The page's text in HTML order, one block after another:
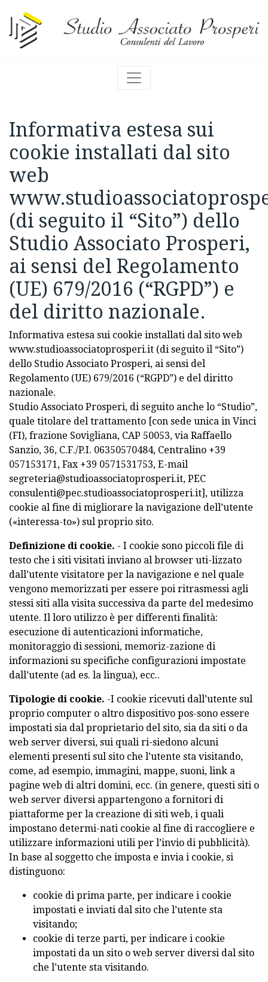
Informativa estesa sui
cookie installati dal sito
web
(di seguito il “Sito”) dello
Studio Associato Prosperi,
ai sensi del Regolamento
(UE) 679/2016 (“RGPD”) e
del diritto nazionale.
Informativa estesa sui cookie installati dal sito web
www.studioassociatoprosperi.it (di seguito il “Sito”)
dello Studio Associato Prosperi, ai sensi del
Regolamento (UE) 679/2016 (“RGPD”) e del diritto
nazionale.
Studio Associato Prosperi, di seguito anche lo “Studio”,
quale titolare del trattamento [con sede unica in Vinci
(FI), frazione Sovigliana, CAP 50053, via Raffaello
Sanzio, 36, C.F./P.I. 06350570484, Centralino +39
057153171, Fax +39 0571531753, E-mail
segreteria@studioassociatoprosperi.it, PEC
consulenti@pec.studioassociatoprosperi.it], utilizza
cookie al fine di migliorare la navigazione dell’utente
(«interessa-to») sul proprio sito.
Definizione di cookie. - I cookie sono piccoli file di
testo che i siti visitati inviano al browser uti-lizzato
dall’utente visitatore per la navigazione e nel quale
vengono memorizzati per essere poi ritrasmessi agli
stessi siti alla visita successiva da parte del medesimo
utente. Il loro utilizzo è per differenti finalità:
esecuzione di autenticazioni informatiche,
monitoraggio di sessioni, memoriz-zazione di
informazioni su specifiche configurazioni impostate
dall’utente (ad es. la lingua), ecc..
Tipologie di cookie. -I cookie ricevuti dall’utente sul
proprio computer o altro dispositivo pos-sono essere
impostati sia dal proprietario del sito, sia da siti o da
web server diversi, sui quali ri-siedono alcuni
elementi presenti sul sito che l’utente sta visitando,
come, ad esempio, immagini, mappe, suoni, link a
pagine web di altri domini, ecc. (in genere, questi siti o
web server diversi appartengono a fornitori di
piattaforme per la creazione di siti web, i quali
impostano determi-nati cookie al fine di raccogliere e
utilizzare informazioni utili per l’invio di pubblicità).
In base al soggetto che imposta e invia i cookie, si
distinguono:
cookie di prima parte, per indicare i cookie
impostati e inviati dal sito che l’utente sta
visitando;
cookie di terze parti, per indicare i cookie
impostati da un sito o web server diversi dal sito
che l’utente sta visitando.